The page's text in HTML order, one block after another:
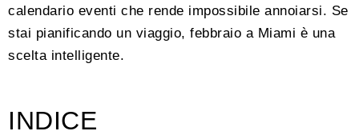
calendario eventi che rende impossibile annoiarsi. Se
stai pianificando un viaggio, febbraio a Miami è una
scelta intelligente.
INDICE